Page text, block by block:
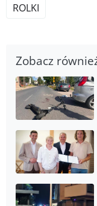
ROLKI
Zobacz